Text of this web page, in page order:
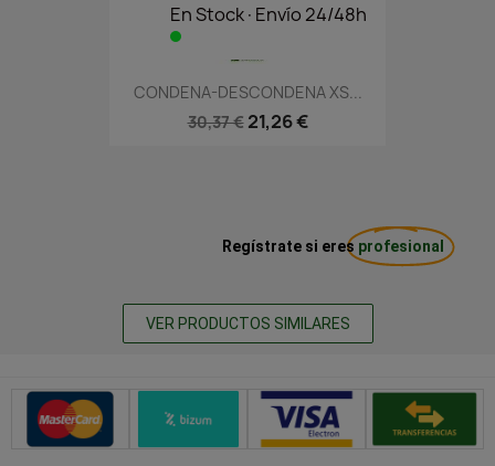
En Stock·Envío 24/48h
CONDENA-DESCONDENA XS...
30,37 € 21,26 €
Regístrate si eres profesional
VER PRODUCTOS SIMILARES
Métodos de pago seguros